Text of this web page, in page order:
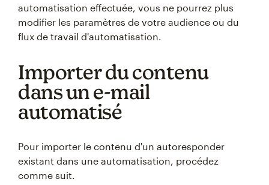
automatisation effectuée, vous ne pourrez plus
modifier les paramètres de votre audience ou du
flux de travail d'automatisation.
Importer du contenu
dans un e-mail
automatisé
Pour importer le contenu d'un autoresponder
existant dans une automatisation, procédez
comme suit.